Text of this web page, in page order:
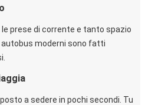
prese di corrente e tanto spazio
autobus moderni sono fatti
a sedere in pochi secondi. Tu